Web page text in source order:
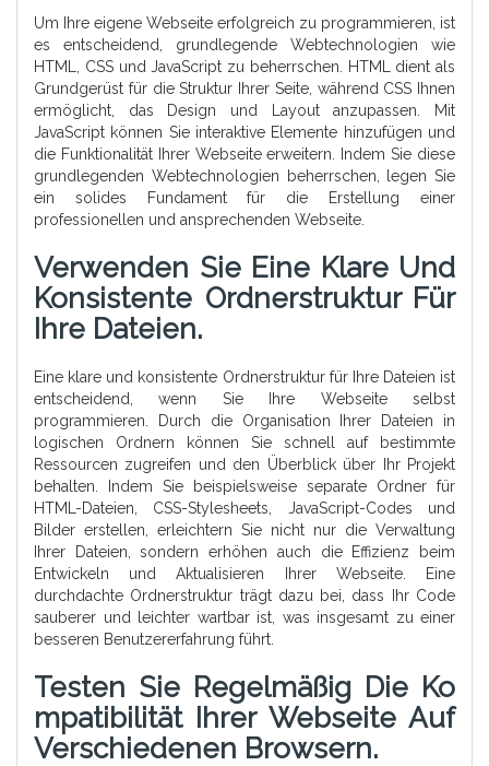
Um Ihre eigene Webseite erfolgreich zu programmieren, ist
es entscheidend, grundlegende Webtechnologien wie
HTML, CSS und JavaScript zu beherrschen. HTML dient als
Grundgerüst für die Struktur Ihrer Seite, während CSS Ihnen
ermöglicht, das Design und Layout anzupassen. Mit
JavaScript können Sie interaktive Elemente hinzufügen und
die Funktionalität Ihrer Webseite erweitern. Indem Sie diese
grundlegenden Webtechnologien beherrschen, legen Sie
ein solides Fundament für die Erstellung einer
professionellen und ansprechenden Webseite.
Verwenden Sie Eine Klare Und
Konsistente Ordnerstruktur Für
Ihre Dateien.
Eine klare und konsistente Ordnerstruktur für Ihre Dateien ist
entscheidend, wenn Sie Ihre Webseite selbst
programmieren. Durch die Organisation Ihrer Dateien in
logischen Ordnern können Sie schnell auf bestimmte
Ressourcen zugreifen und den Überblick über Ihr Projekt
behalten. Indem Sie beispielsweise separate Ordner für
HTML-Dateien, CSS-Stylesheets, JavaScript-Codes und
Bilder erstellen, erleichtern Sie nicht nur die Verwaltung
Ihrer Dateien, sondern erhöhen auch die Effizienz beim
Entwickeln und Aktualisieren Ihrer Webseite. Eine
durchdachte Ordnerstruktur trägt dazu bei, dass Ihr Code
sauberer und leichter wartbar ist, was insgesamt zu einer
besseren Benutzererfahrung führt.
Testen Sie Regelmäßig Die Ko
Mpatibilität Ihrer Webseite Auf
Verschiedenen Browsern.